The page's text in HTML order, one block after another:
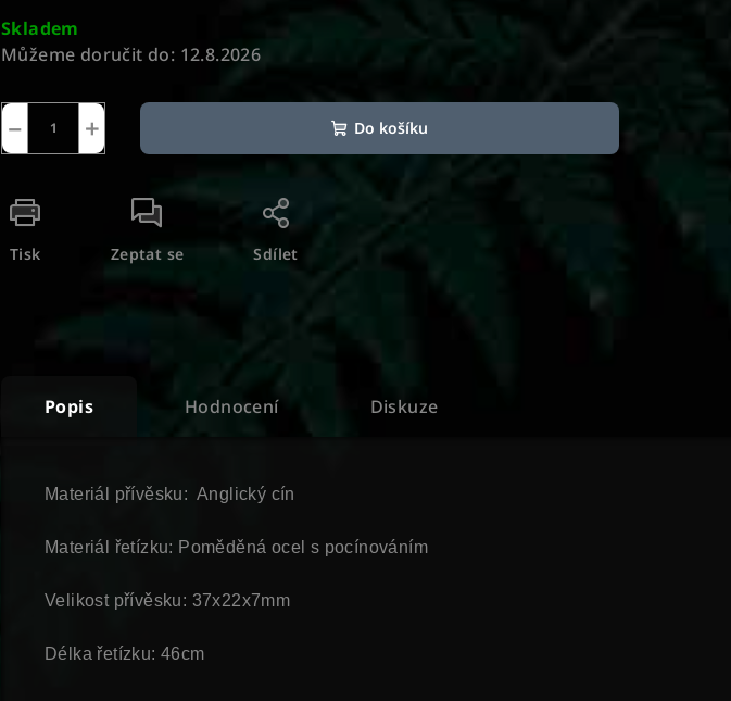
cena:
Skladem
Můžeme doručit do: 12.8.2026
+
− Do košíku
Tisk Zeptat se Sdílet
Popis Hodnocení Diskuze
Materiál přívěsku: Anglický cín
Materiál řetízku: Poměděná ocel s pocínováním
Velikost přívěsku: 37x22x7mm
Délka řetízku: 46cm